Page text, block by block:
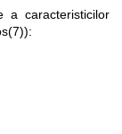
a caracteristicilor
):